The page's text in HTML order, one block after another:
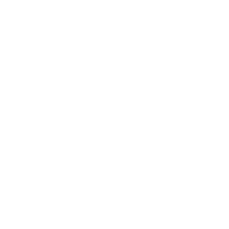
Medien anbieten zu
unserer
wie zum
Diese Cookies